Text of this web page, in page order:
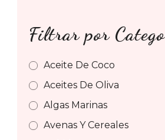
Filtrar por
Aceite De Coco
Aceites De Oliva
Algas Marinas
Avenas Y Cereales